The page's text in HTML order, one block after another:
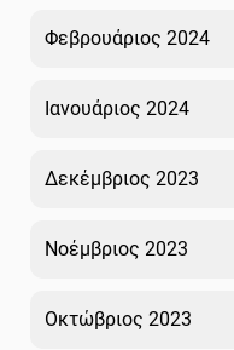
Φεβρουάριος 2024
Ιανουάριος 2024
Δεκέμβριος 2023
Νοέμβριος 2023
Οκτώβριος 2023